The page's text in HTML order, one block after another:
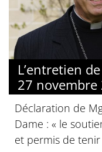
L’entretien
27 novembre
Déclaration de
Dame : « le
et permis de